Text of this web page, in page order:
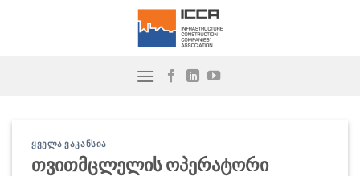
ᲧᲕᲔᲚᲐ ᲕᲐᲙᲐᲜᲡᲘᲐ
თვითმცლელის ოპერატორი